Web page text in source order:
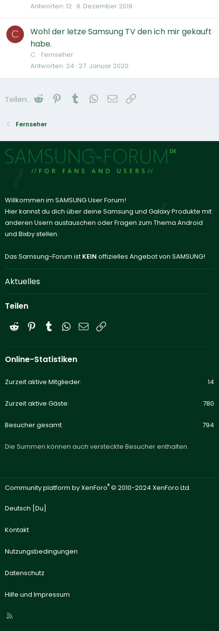
Antworten 12 9. Dezember 2019
C
Wohl der letze Samsung TV den ich mir gekauft
habe.
C. Fernseher
Antworten 24 27. Januar 2020
Teilen: Reddit Pinterest
Tumblr WhatsApp
E-Mail
Fernseher
Willkommen im SAMSUNG User Forum!
Hier kannst du dich über deine Samsung und Galaxy Produkte mit
anderen Usern austauschen oder Fragen zum Thema Android
und Bixby stellen.
Das Samsung-Forum ist KEIN offizielles Angebot von SAMSUNG!
Aktuelles
Teilen
Reddit PinterestTumblrWhatsApp
E-Mail
Online-Statistiken
Zurzeit aktive Mitglieder 14
Zurzeit aktive Gäste 780
Besucher gesamt 794
Die Summen können auch versteckte Besucher enthalten.
Community platform by XenForo® © 2010-2024 XenForo Ltd.
Deutsch [Du]
Kontakt
Nutzungsbedingungen
Datenschutz
Hilfe und Impressum
R